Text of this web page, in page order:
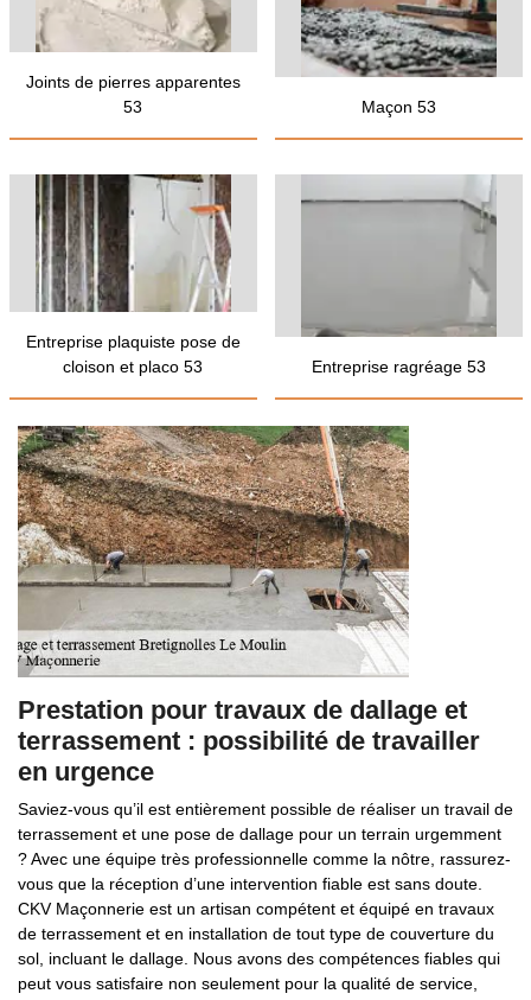
Joints de pierres apparentes
53
Maçon 53
Entreprise plaquiste pose de
cloison et placo 53
Entreprise ragréage 53
Prestation pour travaux de dallage et
terrassement : possibilité de travailler
en urgence
Saviez-vous qu’il est entièrement possible de réaliser un travail de
terrassement et une pose de dallage pour un terrain urgemment
? Avec une équipe très professionnelle comme la nôtre, rassurez-
vous que la réception d’une intervention fiable est sans doute.
CKV Maçonnerie est un artisan compétent et équipé en travaux
de terrassement et en installation de tout type de couverture du
sol, incluant le dallage. Nous avons des compétences fiables qui
peut vous satisfaire non seulement pour la qualité de service,